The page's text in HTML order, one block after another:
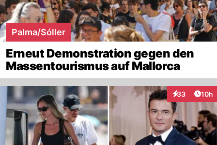
Palma/Sóller
Erneut Demonstration gegen den
Massentourismus auf Mallorca
33
Interaktionen
10h